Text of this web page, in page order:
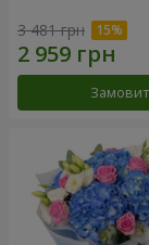
3 481 грн